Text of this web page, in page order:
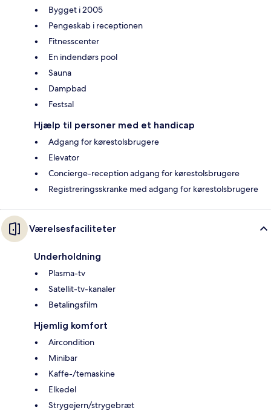
Bygget i 2005
Pengeskab i receptionen
Fitnesscenter
En indendørs pool
Sauna
Dampbad
Festsal
Hjælp til personer med et handicap
Adgang for kørestolsbrugere
Elevator
Concierge-reception adgang for kørestolsbrugere
Registreringsskranke med adgang for kørestolsbrugere
Værelsesfaciliteter
Underholdning
Plasma-tv
Satellit-tv-kanaler
Betalingsfilm
Hjemlig komfort
Aircondition
Minibar
Kaffe-/temaskine
Elkedel
Strygejern/strygebræt